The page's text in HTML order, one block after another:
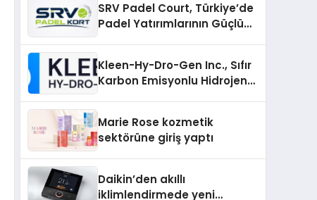
SRV Padel Court, Türkiye’de
Padel Yatırımlarının Güçlü
Kleen-Hy-Dro-Gen Inc., Sıfır
Karbon Emisyonlu Hidrojen
Aldı
Marie Rose kozmetik
sektörüne giriş yaptı
Daikin’den akıllı
iklimlendirmede yeni